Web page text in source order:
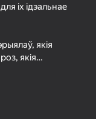
іх ідэальнае
якія
якія